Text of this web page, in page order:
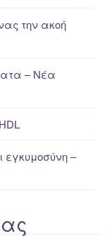
την ακοή
– Νέα
εγκυμοσύνη –